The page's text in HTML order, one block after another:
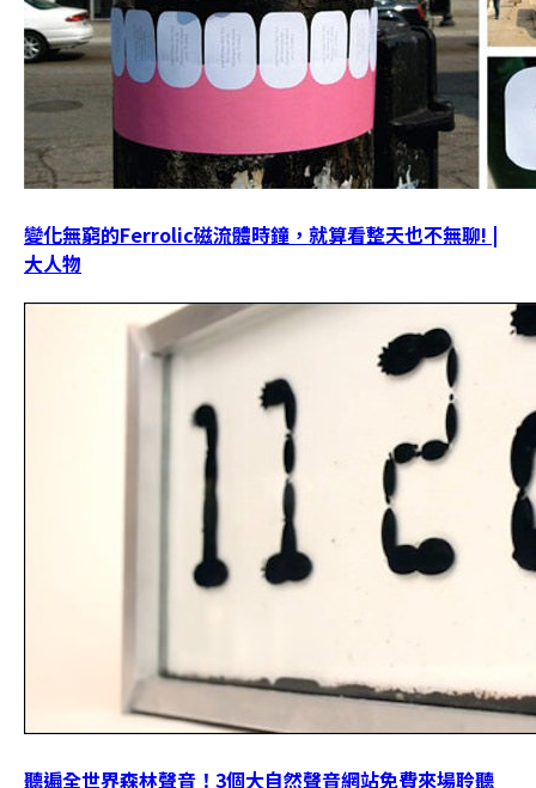
變化無窮的Ferrolic磁流體時鐘，就算看整天也不無聊! |
大人物
聽遍全世界森林聲音！3個大自然聲音網站免費來場聆聽